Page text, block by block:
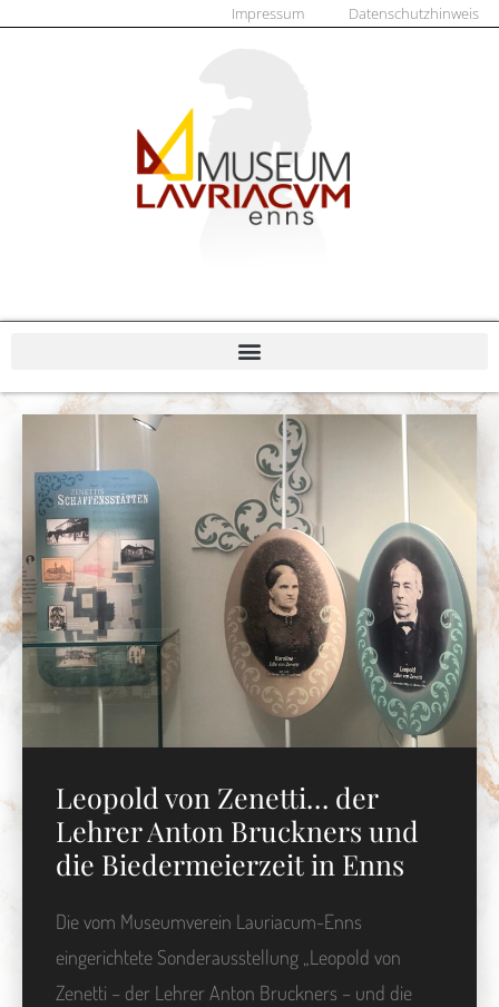
Impressum Datenschutzhinweis
Leopold von Zenetti… der
Lehrer Anton Bruckners und
die Biedermeierzeit in Enns
Die vom Museumverein Lauriacum-Enns
eingerichtete Sonderausstellung „Leopold von
Zenetti – der Lehrer Anton Bruckners – und die